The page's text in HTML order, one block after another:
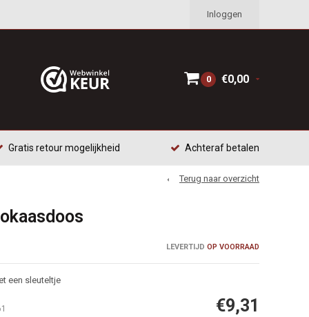
Inloggen
0 €0,00
Gratis retour mogelijkheid Achteraf betalen
Terug naar overzicht
LEVERTIJD OP VOORRAAD
een sleuteltje
€9,31